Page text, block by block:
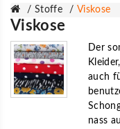
Stoffe Viskose
Viskose
Der
auch
nass